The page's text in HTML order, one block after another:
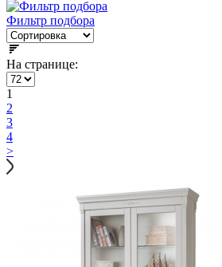
Фильтр подбора
На странице:
1
2
3
4
>